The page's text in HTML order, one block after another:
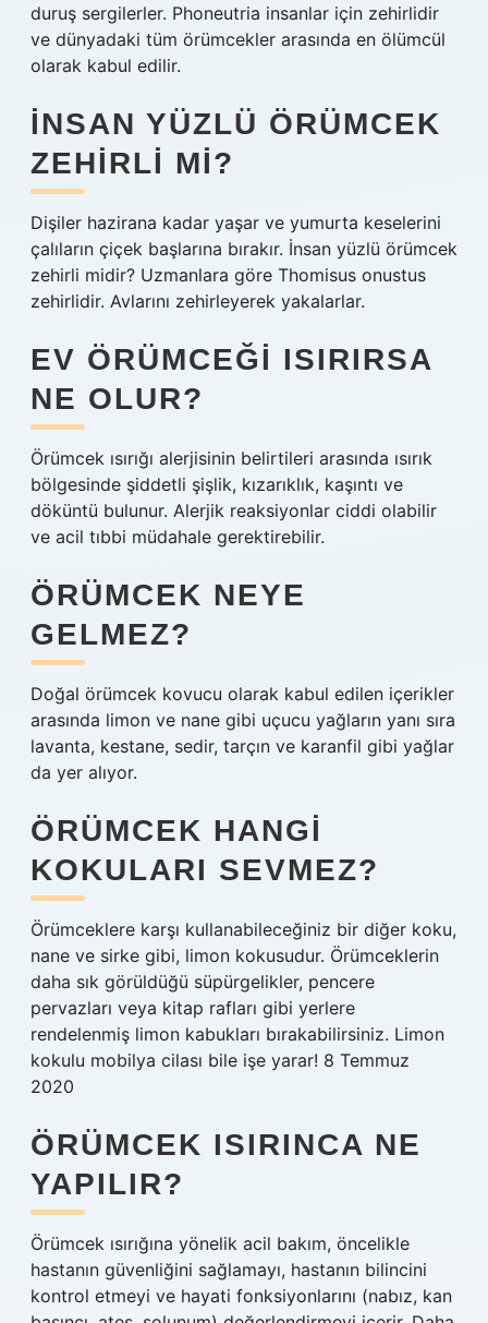
duruş sergilerler. Phoneutria insanlar için zehirlidir
ve dünyadaki tüm örümcekler arasında en ölümcül
olarak kabul edilir.
İNSAN YÜZLÜ ÖRÜMCEK
ZEHIRLI MI?
Dişiler hazirana kadar yaşar ve yumurta keselerini
çalıların çiçek başlarına bırakır. İnsan yüzlü örümcek
zehirli midir? Uzmanlara göre Thomisus onustus
zehirlidir. Avlarını zehirleyerek yakalarlar.
EV ÖRÜMCEĞI ISIRIRSA
NE OLUR?
Örümcek ısırığı alerjisinin belirtileri arasında ısırık
bölgesinde şiddetli şişlik, kızarıklık, kaşıntı ve
döküntü bulunur. Alerjik reaksiyonlar ciddi olabilir
ve acil tıbbi müdahale gerektirebilir.
ÖRÜMCEK NEYE
GELMEZ?
Doğal örümcek kovucu olarak kabul edilen içerikler
arasında limon ve nane gibi uçucu yağların yanı sıra
lavanta, kestane, sedir, tarçın ve karanfil gibi yağlar
da yer alıyor.
ÖRÜMCEK HANGI
KOKULARI SEVMEZ?
Örümceklere karşı kullanabileceğiniz bir diğer koku,
nane ve sirke gibi, limon kokusudur. Örümceklerin
daha sık görüldüğü süpürgelikler, pencere
pervazları veya kitap rafları gibi yerlere
rendelenmiş limon kabukları bırakabilirsiniz. Limon
kokulu mobilya cilası bile işe yarar! 8 Temmuz
2020
ÖRÜMCEK ISIRINCA NE
YAPILIR?
Örümcek ısırığına yönelik acil bakım, öncelikle
hastanın güvenliğini sağlamayı, hastanın bilincini
kontrol etmeyi ve hayati fonksiyonlarını (nabız, kan